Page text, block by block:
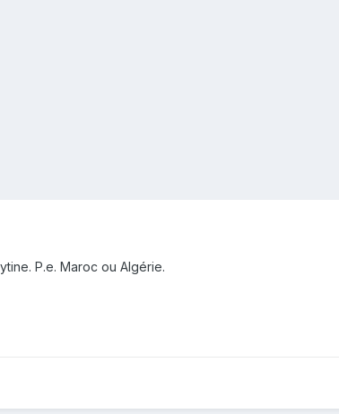
P.e. Maroc ou Algérie.